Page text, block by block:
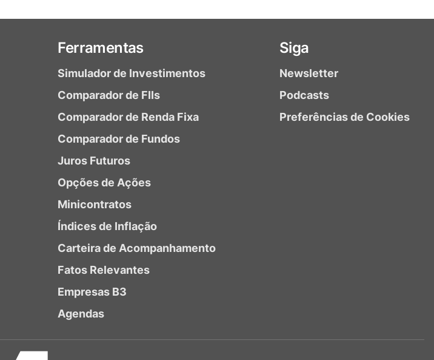
Ferramentas
Simulador de Investimentos
Comparador de FIIs
Comparador de Renda Fixa
Comparador de Fundos
Juros Futuros
Opções de Ações
Minicontratos
Índices de Inflação
Carteira de Acompanhamento
Fatos Relevantes
Empresas B3
Agendas
Siga
Newsletter
Podcasts
Preferências de Cookies